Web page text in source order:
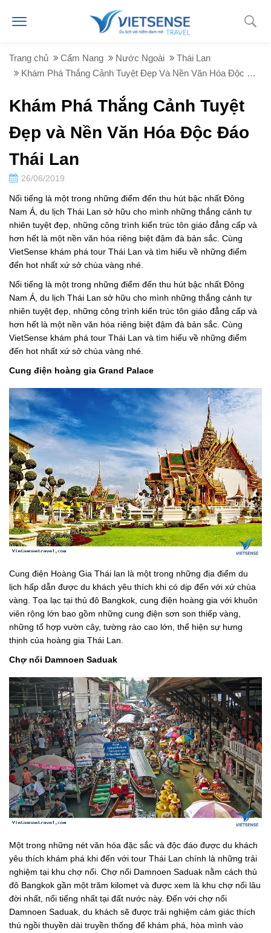
Trang chủ Cẩm Nang Nước Ngoài
Thái Lan
Khám Phá Thắng Cảnh Tuyệt Đẹp Và Nền Văn Hóa Độc Đáo Thái Lan
Khám Phá Thắng Cảnh Tuyệt
Đẹp và Nền Văn Hóa Độc Đáo
Thái Lan
26/06/2019
Nổi tiếng là một trong những điểm đến thu hút bậc nhất Đông
Nam Á, du lịch Thái Lan sở hữu cho mình những thắng cảnh tự
nhiên tuyệt đẹp, những công trình kiến trúc tôn giáo đẳng cấp và
hơn hết là một nền văn hóa riêng biệt đậm đà bản sắc. Cùng
VietSense khám phá tour Thái Lan và tìm hiểu về những điểm
đến hot nhất xứ sở chùa vàng nhé.
Nổi tiếng là một trong những điểm đến thu hút bậc nhất Đông
Nam Á, du lịch Thái Lan sở hữu cho mình những thắng cảnh tự
nhiên tuyệt đẹp, những công trình kiến trúc tôn giáo đẳng cấp và
hơn hết là một nền văn hóa riêng biệt đậm đà bản sắc. Cùng
VietSense khám phá tour Thái Lan và tìm hiểu về những điểm
đến hot nhất xứ sở chùa vàng nhé.
Cung điện hoàng gia Grand Palace
Cung điện Hoàng Gia Thái lan là một trong những địa điểm du
lịch hấp dẫn được du khách yêu thích khi có dịp đến với xứ chùa
vàng. Tọa lạc tại thủ đô Bangkok, cung điện hoàng gia với khuôn
viên rộng lớn bao gồm những cung điện sơn son thiếp vàng,
những tổ hợp vườn cây, tường rào cao lớn, thể hiện sự hưng
thịnh của hoàng gia Thái Lan.
Chợ nổi Damnoen Saduak
Một trong những nét văn hóa đặc sắc và độc đáo được du khách
yêu thích khám phá khi đến với tour Thái Lan chính là những trải
nghiệm tại khu chợ nổi. Chợ nổi Damnoen Saduak nằm cách thủ
đô Bangkok gần một trăm kilomet và được xem là khu chợ nổi lâu
đời nhất, nổi tiếng nhất tại đất nước này. Đến với chợ nổi
Damnoen Saduak, du khách sẽ được trải nghiệm cảm giác thích
thú ngồi thuyền dài truyền thống để khám phá, hòa mình vào